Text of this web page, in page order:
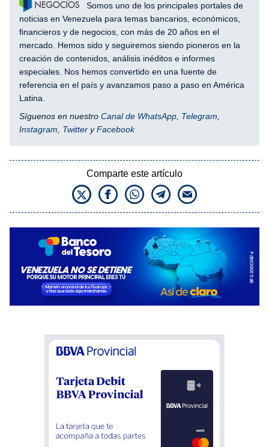
Somos uno de los principales portales de
noticias en Venezuela para temas bancarios, económicos,
financieros y de negocios, con más de 20 años en el
mercado. Hemos sido y seguiremos siendo pioneros en la
creación de contenidos, análisis inéditos e informes
especiales. Nos hemos convertido en una fuente de
referencia en el país y avanzamos paso a paso en América
Latina.
Síguenos en nuestro Canal de WhatsApp Telegram
Instagram
Twitter yFacebook
Comparte este artículo